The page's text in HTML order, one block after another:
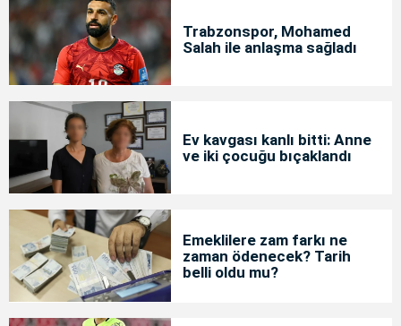
Trabzonspor, Mohamed
Salah ile anlaşma sağladı
Ev kavgası kanlı bitti: Anne
ve iki çocuğu bıçaklandı
Emeklilere zam farkı ne
zaman ödenecek? Tarih
belli oldu mu?